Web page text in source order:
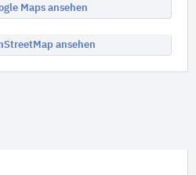
Maps ansehen
ansehen